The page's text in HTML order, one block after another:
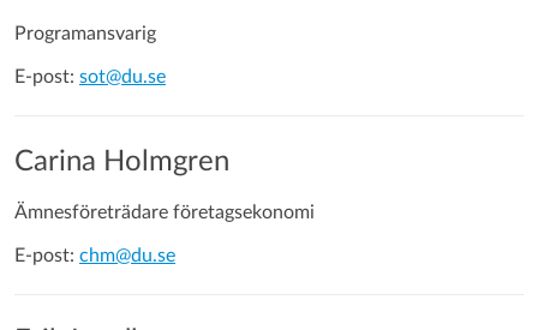
Programansvarig
E-post: sot@du.se
Carina Holmgren
Ämnesföreträdare företagsekonomi
E-post: chm@du.se